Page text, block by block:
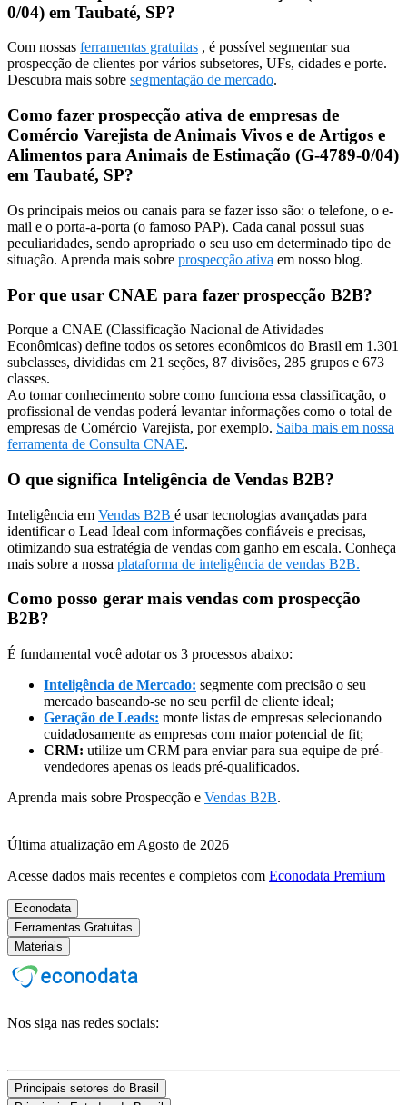
0/04) em Taubaté, SP?
Com nossas ferramentas gratuitas , é possível segmentar sua
prospecção de clientes por vários subsetores, UFs, cidades e porte.
Descubra mais sobre segmentação de mercado.
Como fazer prospecção ativa de empresas de
Comércio Varejista de Animais Vivos e de Artigos e
Alimentos para Animais de Estimação (G-4789-0/04)
em Taubaté, SP?
Os principais meios ou canais para se fazer isso são: o telefone, o e-
mail e o porta-a-porta (o famoso PAP). Cada canal possui suas
peculiaridades, sendo apropriado o seu uso em determinado tipo de
situação. Aprenda mais sobre prospecção ativa em nosso blog.
Por que usar CNAE para fazer prospecção B2B?
Porque a CNAE (Classificação Nacional de Atividades
Econômicas) define todos os setores econômicos do Brasil em 1.301
subclasses, divididas em 21 seções, 87 divisões, 285 grupos e 673
classes.
Ao tomar conhecimento sobre como funciona essa classificação, o
profissional de vendas poderá levantar informações como o total de
empresas de Comércio Varejista, por exemplo. Saiba mais em nossa
ferramenta de Consulta CNAE.
O que significa Inteligência de Vendas B2B?
Inteligência em Vendas B2B é usar tecnologias avançadas para
identificar o Lead Ideal com informações confiáveis e precisas,
otimizando sua estratégia de vendas com ganho em escala. Conheça
mais sobre a nossa plataforma de inteligência de vendas B2B.
Como posso gerar mais vendas com prospecção
B2B?
É fundamental você adotar os 3 processos abaixo:
Inteligência de Mercado: segmente com precisão o seu
mercado baseando-se no seu perfil de cliente ideal;
Geração de Leads: monte listas de empresas selecionando
cuidadosamente as empresas com maior potencial de fit;
CRM: utilize um CRM para enviar para sua equipe de pré-
vendedores apenas os leads pré-qualificados.
Aprenda mais sobre Prospecção e Vendas B2B.
Última atualização em Agosto de 2026
Acesse dados mais recentes e completos com Econodata Premium
Econodata
Ferramentas Gratuitas
Materiais
Nos siga nas redes sociais:
Principais setores do Brasil